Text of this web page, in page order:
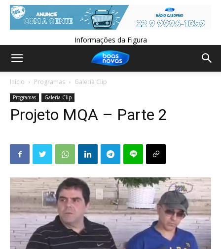
Informações da Figura
Início Programas Galeria Clip
Programas Galeria Clip
Projeto MQA – Parte 2